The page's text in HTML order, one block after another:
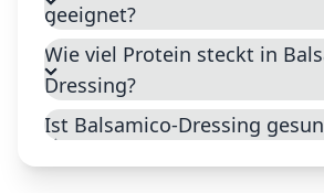
geeignet?
Wie viel Protein steckt in
Dressing?
Ist Balsamico-Dressing